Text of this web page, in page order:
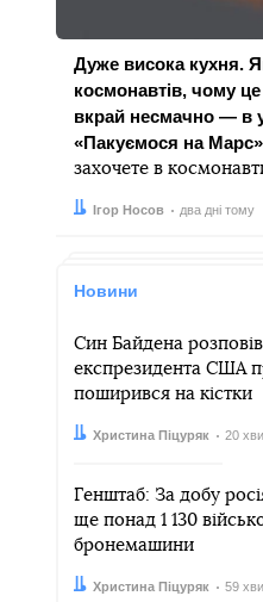
Дуже висока кухня.
космонавтів, чому
вкрай несмачно — в
«Пакуємося на
захочете в
Автор:
Ігор Носов
Дата: два дні тому
Новини
Син Байдена
експрезидента CША
поширився на кістки
Автор:
Христина Піцуряк
Дата: 20
Генштаб: За добу
ще понад 1 130
бронемашини
Автор:
Христина Піцуряк
Дата: 59